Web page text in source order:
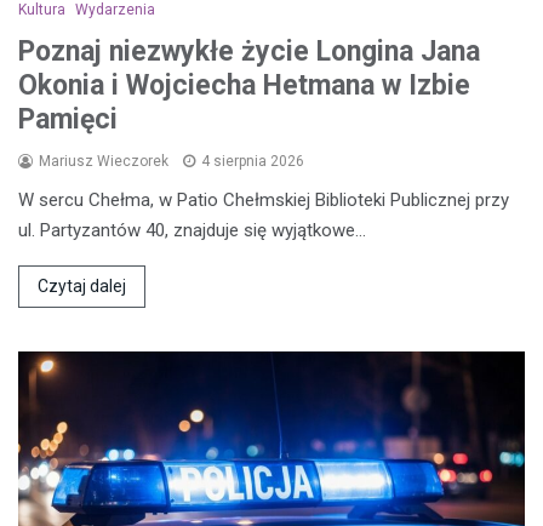
Kultura Wydarzenia
Poznaj niezwykłe życie Longina Jana
Okonia i Wojciecha Hetmana w Izbie
Pamięci
Mariusz Wieczorek 4 sierpnia 2026
W sercu Chełma, w Patio Chełmskiej Biblioteki Publicznej przy
ul. Partyzantów 40, znajduje się wyjątkowe…
Czytaj dalej